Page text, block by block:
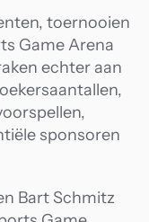
toernooien
Game Arena
echter aan
sponsoren
Bart Schmitz